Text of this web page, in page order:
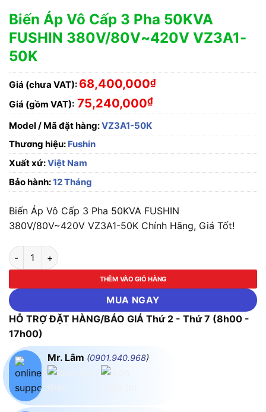
Biến Áp Vô Cấp 3 Pha 50KVA
FUSHIN 380V/80V~420V VZ3A1-
50K
Giá (chưa VAT): 68,400,000₫
Giá (gồm VAT): 75,240,000₫
Model / Mã đặt hàng:VZ3A1-50K
Thương hiệu: Fushin
Xuất xứ:Việt Nam
Bảo hành:12 Tháng
Biến Áp Vô Cấp 3 Pha 50KVA FUSHIN
380V/80V~420V VZ3A1-50K Chính Hãng, Giá Tốt!
Biến Áp Vô Cấp 3 Pha 50KVA FUSHIN 380V/80V~420V
THÊM VÀO GIỎ HÀNG
MUA NGAY
HỖ TRỢ ĐẶT HÀNG/BÁO GIÁ Thứ 2 - Thứ 7 (8h00 -
17h00)
Mr. Lâm (0901.940.968)